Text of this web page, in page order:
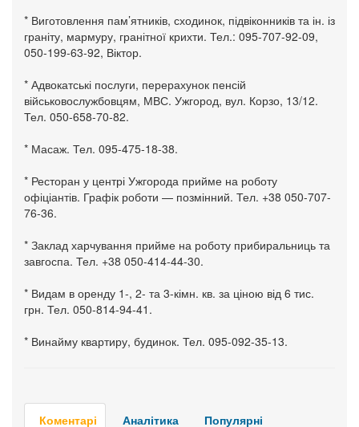
* Виготовлення пам’ятників, сходинок, підвіконників та ін. із
граніту, мармуру, гранітної крихти. Тел.: 095-707-92-09,
050-199-63-92, Віктор.
* Адвокатські послуги, перерахунок пенсій
військовослужбовцям, МВС. Ужгород, вул. Корзо, 13/12.
Тел. 050-658-70-82.
* Масаж. Тел. 095-475-18-38.
* Ресторан у центрі Ужгорода прийме на роботу
офіціантів. Графік роботи — позмінний. Тел. +38 050-707-
76-36.
* Заклад харчування прийме на роботу прибиральниць та
завгоспа. Тел. +38 050-414-44-30.
* Видам в оренду 1-, 2- та 3-кімн. кв. за ціною від 6 тис.
грн. Тел. 050-814-94-41.
* Винайму квартиру, будинок. Тел. 095-092-35-13.
Коментарі Аналітика Популярні